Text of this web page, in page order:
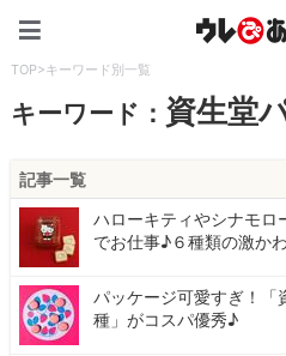
TOP>キーワード別一覧
キーワード： 資生堂
記事一覧
ハローキティやシナモロ
でお仕事♪６種類の激か
パッケージ可愛すぎ！「
種」がコスパ優秀♪